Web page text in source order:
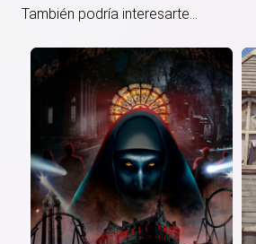
También podría interesarte...